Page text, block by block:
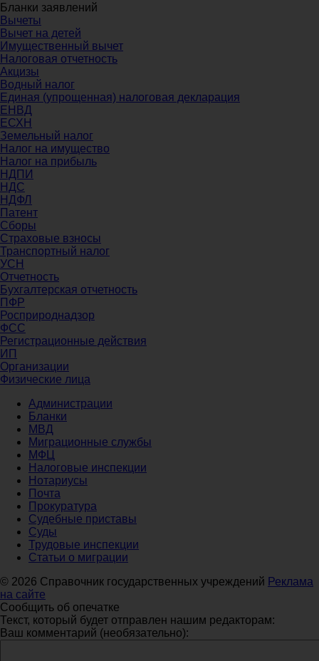
Бланки заявлений
Вычеты
Вычет на детей
Имущественный вычет
Налоговая отчетность
Акцизы
Водный налог
Единая (упрощенная) налоговая декларация
ЕНВД
ЕСХН
Земельный налог
Налог на имущество
Налог на прибыль
НДПИ
НДС
НДФЛ
Патент
Сборы
Страховые взносы
Транспортный налог
УСН
Отчетность
Бухгалтерская отчетность
ПФР
Росприроднадзор
ФСС
Регистрационные действия
ИП
Организации
Физические лица
Администрации
Бланки
МВД
Миграционные службы
МФЦ
Налоговые инспекции
Нотариусы
Почта
Прокуратура
Судебные приставы
Суды
Трудовые инспекции
Статьи о миграции
© 2026 Справочник государственных учреждений Реклама
на сайте
Сообщить об опечатке
Текст, который будет отправлен нашим редакторам:
Ваш комментарий (необязательно):